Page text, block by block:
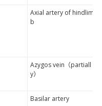
Axial artery of hindlim
b
Azygos vein（partiall
y）
Basilar artery